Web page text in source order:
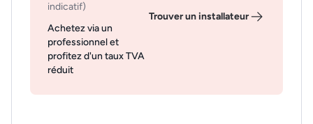
indicatif)
Achetez via un
professionnel et
profitez d'un taux TVA
réduit
Trouver un installateur